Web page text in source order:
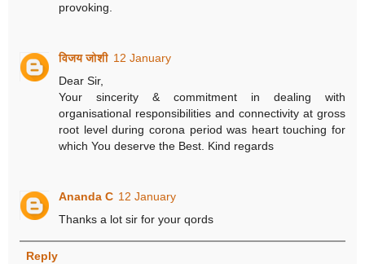
provoking.
विजय जोशी 12 January
Dear Sir,
Your sincerity & commitment in dealing with
organisational responsibilities and connectivity at gross
root level during corona period was heart touching for
which You deserve the Best. Kind regards
Ananda C 12 January
Thanks a lot sir for your qords
Reply